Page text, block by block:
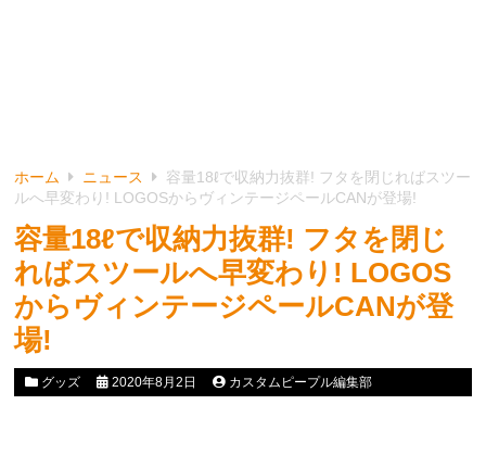
ホーム ニュース
容量18ℓで収納力抜群! フタを閉じればスツー
ルへ早変わり! LOGOSからヴィンテージペールCANが登場!
容量18ℓで収納力抜群! フタを閉じ
ればスツールへ早変わり! LOGOS
からヴィンテージペールCANが登
場!
グッズ 2020年8月2日 カスタムピープル編集部